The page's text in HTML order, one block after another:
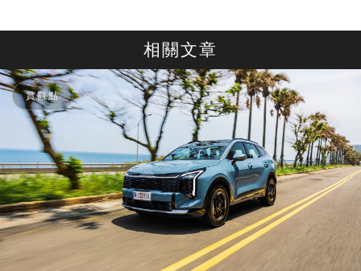
相關文章
賞觀點